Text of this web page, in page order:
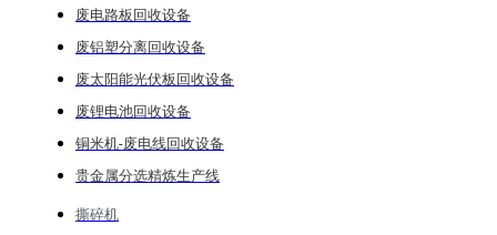
废电路板回收设备
废铝塑分离回收设备
废太阳能光伏板回收设备
废锂电池回收设备
铜米机-废电线回收设备
贵金属分选精炼生产线
撕碎机